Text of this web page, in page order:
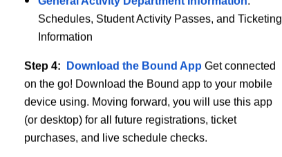
mobile device using. Moving forward, you will use
and live schedule checks.
Schedules, Student Activity Passes, and Ticketing
Information
Step 4: Download the Bound App Get connected
on the go! Download the Bound app to your mobile
device using. Moving forward, you will use this app
(or desktop) for all future registrations, ticket
purchases, and live schedule checks.